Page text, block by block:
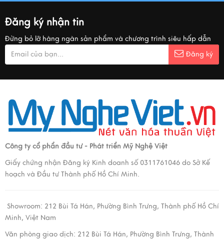
Đăng ký nhận tin
Đừng bỏ lỡ hàng ngàn sản phẩm và chương trình siêu hấp dẫn
Đăng ký
Công ty cổ phẩn đầu tư - Phát triển Mỹ Nghệ Việt
Giấy chứng nhận Đăng ký Kinh doanh số 0311761046 do Sở Kế
hoạch và Đầu tư Thành phố Hồ Chí Minh.
Showroom: 212 Bùi Tá Hán, Phường Bình Trưng, Thành phố Hồ Chí
Minh, Việt Nam
Văn phòng giao dịch: 212 Bùi Tá Hán, Phường Bình Trưng, Thành